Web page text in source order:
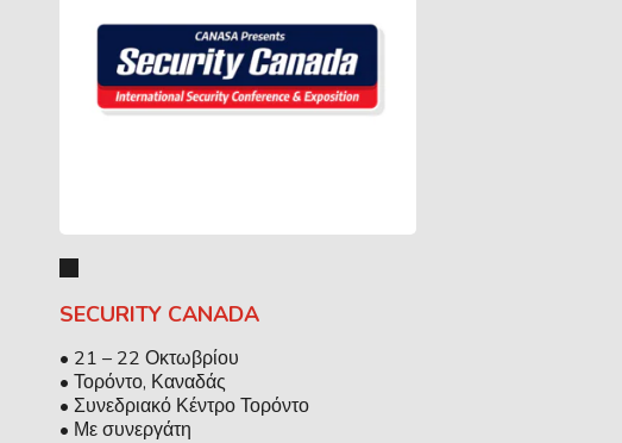
SECURITY CANADA
• 21 – 22 Οκτωβρίου
• Τορόντο, Καναδάς
• Συνεδριακό Κέντρο Τορόντο
• Με συνεργάτη